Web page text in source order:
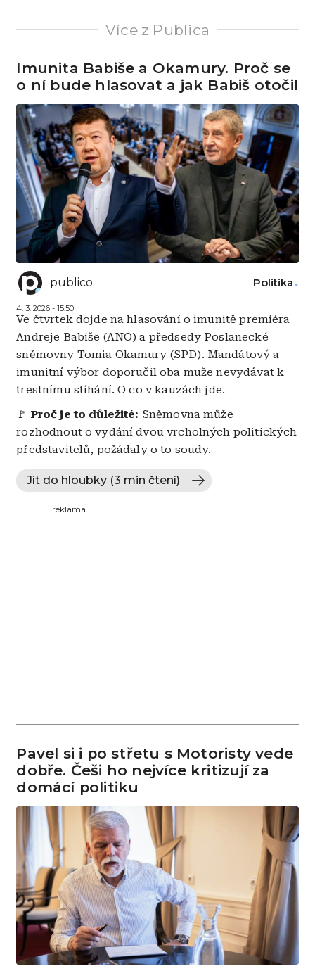
Více z Publica
Imunita Babiše a Okamury. Proč se
o ní bude hlasovat a jak Babiš otočil
publico
4. 3. 2026 - 15:50
Politika
Ve čtvrtek dojde na hlasování o imunitě premiéra
Andreje Babiše (ANO) a předsedy Poslanecké
sněmovny Tomia Okamury (SPD). Mandátový a
imunitní výbor doporučil oba muže nevydávat k
trestnímu stíhání. O co v kauzách jde.
🚩 Proč je to důležité: Sněmovna může
rozhodnout o vydání dvou vrcholných politických
představitelů, požádaly o to soudy.
Jít do hloubky (3 min čtení)
reklama
Pavel si i po střetu s Motoristy vede
dobře. Češi ho nejvíce kritizují za
domácí politiku